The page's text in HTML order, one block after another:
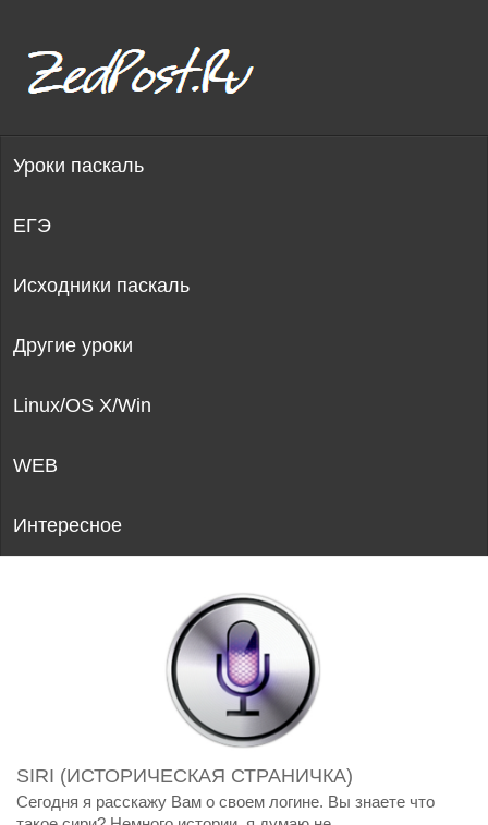
Уроки паскаль
ЕГЭ
Исходники паскаль
Другие уроки
Linux/OS X/Win
WEB
Интересное
SIRI (ИСТОРИЧЕСКАЯ СТРАНИЧКА)
Сегодня я расскажу Вам о своем логине. Вы знаете что